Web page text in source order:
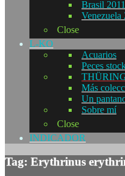
Brasil 2011
Venezuela
Close
L-KO
Acuarios
Peces
Más
Un
Sobre mí
Close
INDICADOR
Tag: Erythrinus